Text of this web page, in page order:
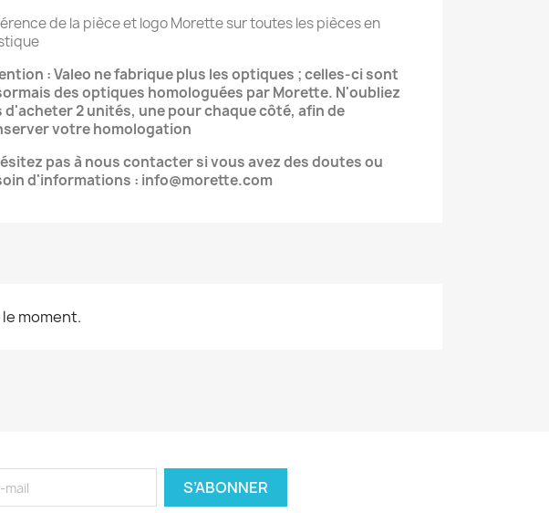
de la pièce et logo Morette sur toutes les pièces en
: Valeo ne fabrique plus les optiques ; celles-ci sont
des optiques homologuées par Morette. N'oubliez
d'acheter 2 unités, une pour chaque côté, afin de
votre homologation
pas à nous contacter si vous avez des doutes ou
d'informations : info@morette.com
moment.